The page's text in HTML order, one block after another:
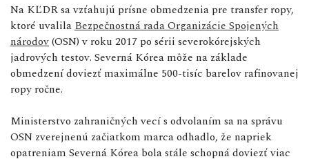
Na KĽDR sa vzťahujú prísne obmedzenia pre transfer ropy,
ktoré uvalila Bezpečnostná rada Organizácie Spojených
národov(OSN) v roku 2017 po sérii severokórejských
jadrových testov. Severná Kórea môže na základe
obmedzení doviezť maximálne 500-tisíc barelov rafinovanej
ropy ročne.
Ministerstvo zahraničných vecí s odvolaním sa na správu
OSN zverejnenú začiatkom marca odhadlo, že napriek
opatreniam Severná Kórea bola stále schopná doviezť viac